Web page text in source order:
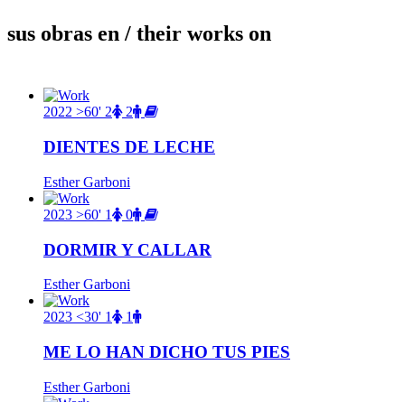
sus obras en / their works on
2022 >60' 2 2
DIENTES DE LECHE
Esther Garboni
2023 >60' 1 0
DORMIR Y CALLAR
Esther Garboni
2023 <30' 1 1
ME LO HAN DICHO TUS PIES
Esther Garboni